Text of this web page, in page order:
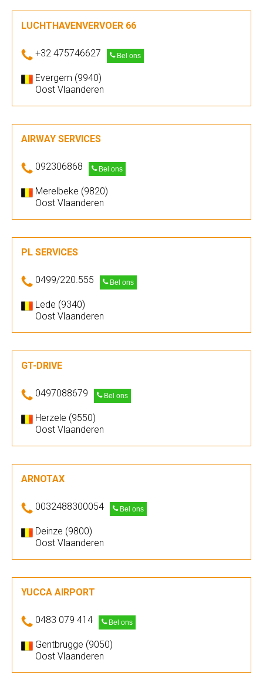
LUCHTHAVENVERVOER 66
+32 475746627 Bel ons
Evergem (9940)
Oost Vlaanderen
AIRWAY SERVICES
092306868 Bel ons
Merelbeke (9820)
Oost Vlaanderen
PL SERVICES
0499/220.555 Bel ons
Lede (9340)
Oost Vlaanderen
GT-DRIVE
0497088679 Bel ons
Herzele (9550)
Oost Vlaanderen
ARNOTAX
0032488300054 Bel ons
Deinze (9800)
Oost Vlaanderen
YUCCA AIRPORT
0483 079 414 Bel ons
Gentbrugge (9050)
Oost Vlaanderen